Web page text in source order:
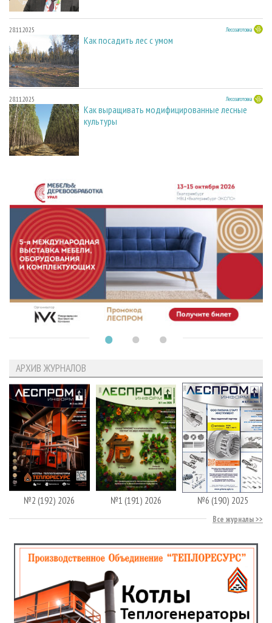
28.11.2025 Лесозаготовка
Как посадить лес с умом
28.11.2025 Лесозаготовка
Как выращивать модифицированные лесные
культуры
АРХИВ ЖУРНАЛОВ
№2 (192) 2026 №1 (191) 2026 №6 (190) 2025
Все журналы